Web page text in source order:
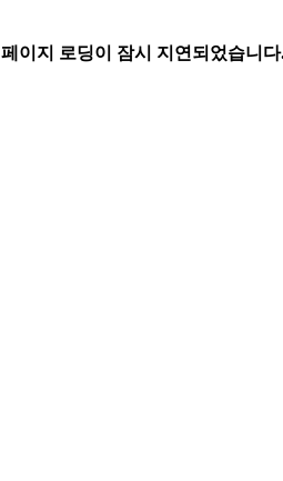
페이지 로딩이 잠시 지연되었습니